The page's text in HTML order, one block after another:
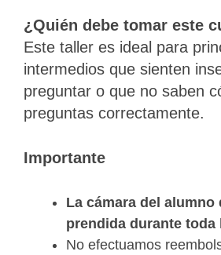
¿Quién debe tomar este
Este taller es ideal para
intermedios que sienten
preguntar o que no saben
preguntas correctamente.
Importante
La cámara del alumno
prendida durante toda
No efectuamos